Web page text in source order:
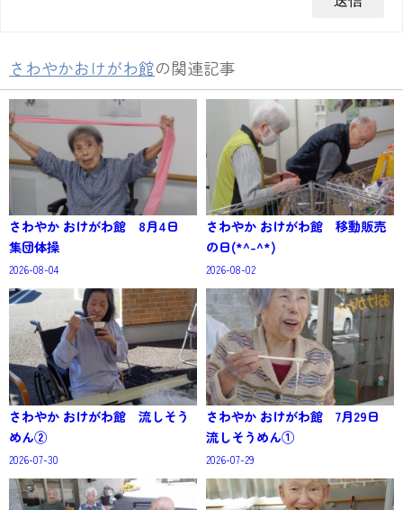
さわやかおけがわ館の関連記事
さわやか おけがわ館 8月4日
集団体操
2026-08-04
さわやか おけがわ館 移動販売
の日(*^-^*)
2026-08-02
さわやか おけがわ館 流しそう
めん②
2026-07-30
さわやか おけがわ館 7月29日
流しそうめん①
2026-07-29